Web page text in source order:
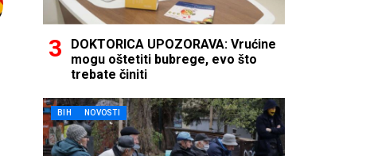
DOKTORICA UPOZORAVA: Vrućine
mogu oštetiti bubrege, evo što
trebate činiti
BIH NOVOSTI